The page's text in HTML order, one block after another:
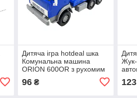
Дитяча ігра hotdeal шка
Комунальна машина
ORION 600OR з рухомим
96₴ 123